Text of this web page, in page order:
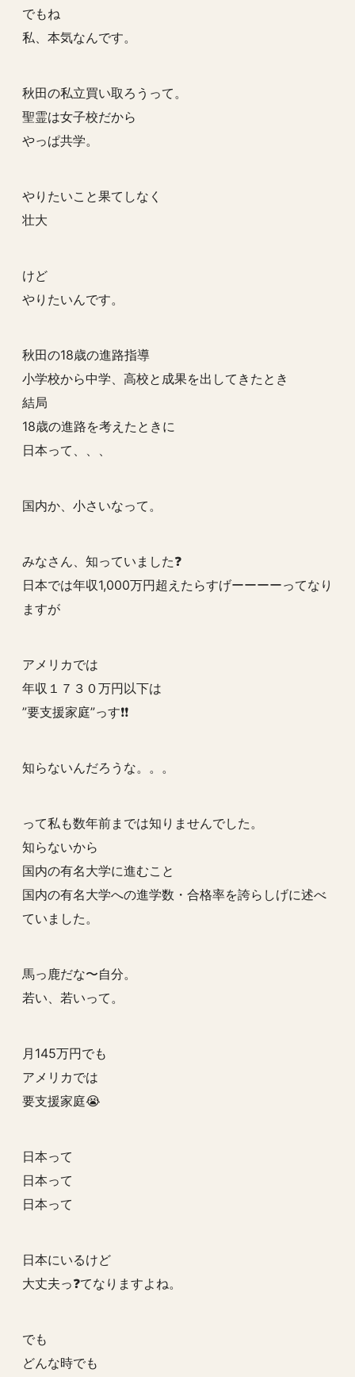
でもね
私、本気なんです。
秋田の私立買い取ろうって。
聖霊は女子校だから
やっぱ共学。
やりたいこと果てしなく
壮大
けど
やりたいんです。
秋田の18歳の進路指導
小学校から中学、高校と成果を出してきたとき
結局
18歳の進路を考えたときに
日本って、、、
国内か、小さいなって。
みなさん、知っていました❓
日本では年収1,000万円超えたらすげーーーーってなり
ますが
アメリカでは
年収１７３０万円以下は
”要支援家庭”っす❗️❗️
知らないんだろうな。。。
って私も数年前までは知りませんでした。
知らないから
国内の有名大学に進むこと
国内の有名大学への進学数・合格率を誇らしげに述べ
ていました。
馬っ鹿だな〜自分。
若い、若いって。
月145万円でも
アメリカでは
要支援家庭😭
日本って
日本って
日本って
日本にいるけど
大丈夫っ❓てなりますよね。
でも
どんな時でも